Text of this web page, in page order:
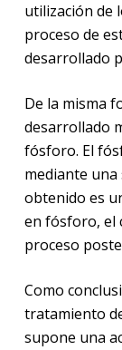
utilización de
proceso de
desarrollado
De la misma
desarrollado
fósforo. El
mediante
obtenido es
en fósforo, el
proceso
Como
tratamiento
supone una